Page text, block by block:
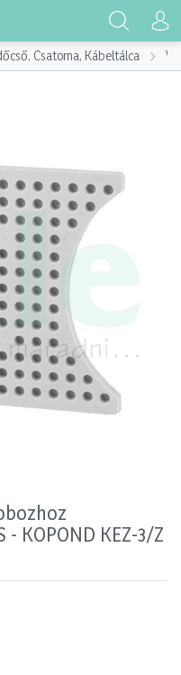
Csatorna, Kábeltálca
- KOPOND KEZ-3/Z